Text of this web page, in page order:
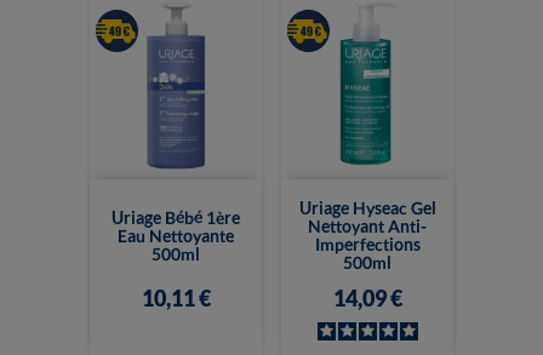
Uriage Bébé 1ère
Eau Nettoyante
500ml
10,11 €
Uriage Hyseac Gel
Nettoyant Anti-
Imperfections
500ml
14,09 €